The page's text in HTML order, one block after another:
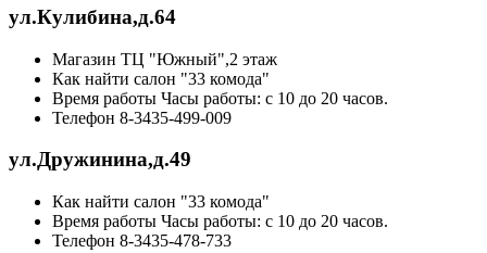
ул.Кулибина,д.64
Магазин ТЦ "Южный",2 этаж
Как найти салон "33 комода"
Время работы Часы работы: с 10 до 20 часов.
Телефон 8-3435-499-009
ул.Дружинина,д.49
Как найти салон "33 комода"
Время работы Часы работы: с 10 до 20 часов.
Телефон 8-3435-478-733